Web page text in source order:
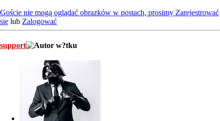
Goście nie mogą oglądać obrazków w postach, prosimy Zarejestrować
się lub Zalogować
support